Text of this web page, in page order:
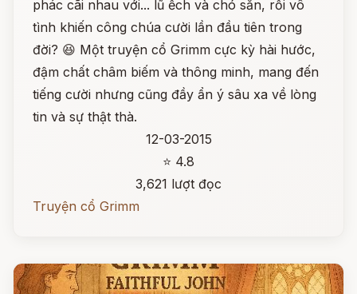
phác cãi nhau với... lũ ếch và chó săn, rồi vô
tình khiến công chúa cười lần đầu tiên trong
đời? 😆 Một truyện cổ Grimm cực kỳ hài hước,
đậm chất châm biếm và thông minh, mang đến
tiếng cười nhưng cũng đầy ẩn ý sâu xa về lòng
tin và sự thật thà.
12-03-2015
⭐ 4.8
3,621 lượt đọc
Truyện cổ Grimm